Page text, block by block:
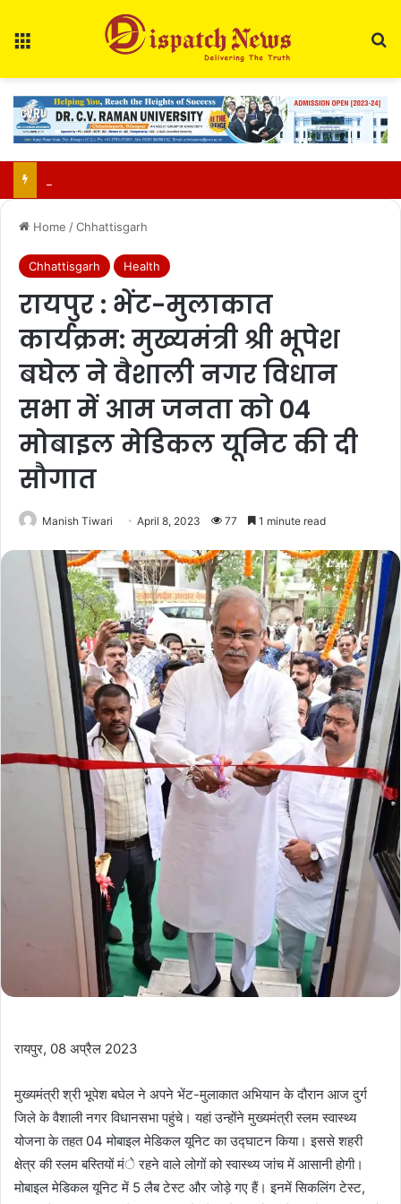
Home /Chhattisgarh
Chhattisgarh Health
रायपुर : भेंट-मुलाकात
कार्यक्रम: मुख्यमंत्री श्री भूपेश
बघेल ने वैशाली नगर विधान
सभा में आम जनता को 04
मोबाइल मेडिकल यूनिट की दी
सौगात
Manish Tiwari April 8, 2023 77 1 minute read
रायपुर, 08 अप्रैल 2023
मुख्यमंत्री श्री भूपेश बघेल ने अपने भेंट-मुलाकात अभियान के दौरान आज दुर्ग
जिले के वैशाली नगर विधानसभा पहुंचे। यहां उन्होंने मुख्यमंत्री स्लम स्वास्थ्य
योजना के तहत 04 मोबाइल मेडिकल यूनिट का उद्घाटन किया। इससे शहरी
क्षेत्र की स्लम बस्तियों मंे रहने वाले लोगों को स्वास्थ्य जांच में आसानी होगी।
मोबाइल मेडिकल यूनिट में 5 लैब टेस्ट और जोड़े गए हैं। इनमें सिकलिंग टेस्ट,